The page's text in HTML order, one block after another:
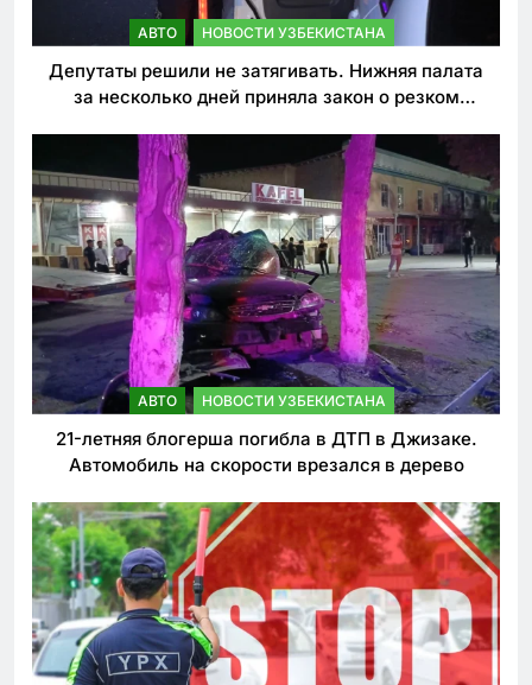
АВТО НОВОСТИ УЗБЕКИСТАНА
Депутаты решили не затягивать. Нижняя палата
за несколько дней приняла закон о резком
АВТО НОВОСТИ УЗБЕКИСТАНА
21-летняя блогерша погибла в ДТП в Джизаке.
Автомобиль на скорости врезался в дерево